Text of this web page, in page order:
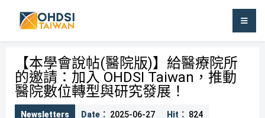
OHDSI TAIWAN
【本學會說帖(醫院版)】給醫療院所
的邀請：加入 OHDSI Taiwan，推動
醫院數位轉型與研究發展！
Newsletters Date： 2025-06-27 Hit： 824